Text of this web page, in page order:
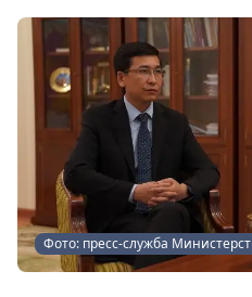
Фото: пресс-служба